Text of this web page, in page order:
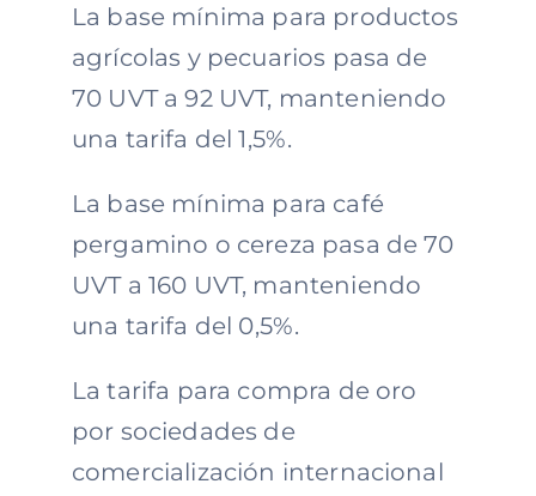
La base mínima para productos
agrícolas y pecuarios pasa de
70 UVT a 92 UVT, manteniendo
una tarifa del 1,5%.
La base mínima para café
pergamino o cereza pasa de 70
UVT a 160 UVT, manteniendo
una tarifa del 0,5%.
La tarifa para compra de oro
por sociedades de
comercialización internacional